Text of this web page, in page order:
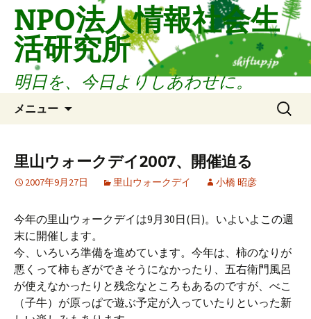
へ
キ
NPO法人情報社会生
活研究所
明日を、今日よりしあわせに。
メニュー
検
索:
里山ウォークデイ2007、開催迫る
2007年9月27日 里山ウォークデイ 小橋 昭彦
今年の里山ウォークデイは9月30日(日)。いよいよこの週
末に開催します。
今、いろいろ準備を進めています。今年は、柿のなりが
悪くって柿もぎができそうになかったり、五右衛門風呂
が使えなかったりと残念なところもあるのですが、べこ
（子牛）が原っぱで遊ぶ予定が入っていたりといった新